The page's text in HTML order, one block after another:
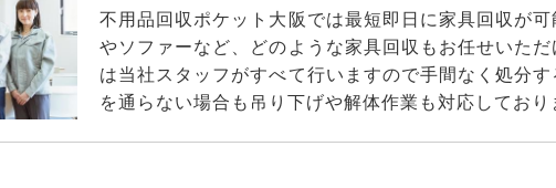
不用品回収ポケット大阪では最短即日に家具回収が
やソファーなど、どのような家具回収もお任せいた
は当社スタッフがすべて行いますので手間なく処分
を通らない場合も吊り下げや解体作業も対応しており